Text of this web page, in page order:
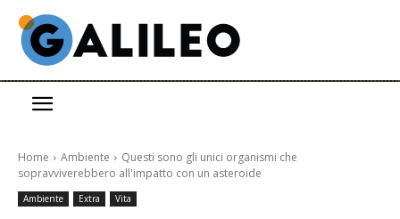
Home Ambiente
Questi sono gli unici organismi che
sopravviverebbero all'impatto con un asteroide
Ambiente Extra Vita